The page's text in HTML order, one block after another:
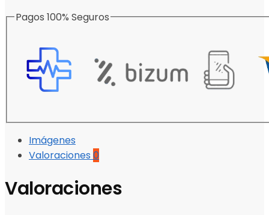
Pagos 100% Seguros
Imágenes
Valoraciones 0
Valoraciones